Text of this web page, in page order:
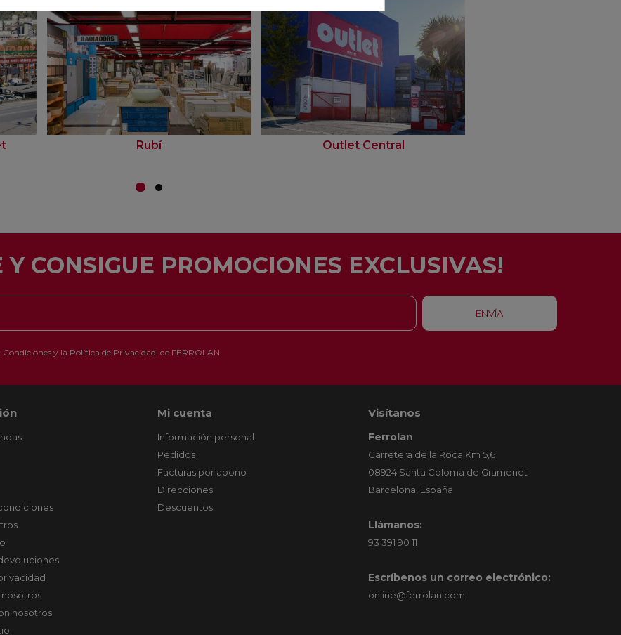
Rubí Outlet Central
Y CONSIGUE PROMOCIONES EXCLUSIVAS!
y la Política de Privacidad de FERROLAN
nosotros
nosotros
Mi cuenta
Información personal
Pedidos
Facturas por abono
Direcciones
Descuentos
Visítanos
Ferrolan
Carretera de la Roca Km 5,6
08924 Santa Coloma de Gramenet
Barcelona, España
Llámanos:
93 391 90 11
Escríbenos un correo electrónico:
online@ferrolan.com